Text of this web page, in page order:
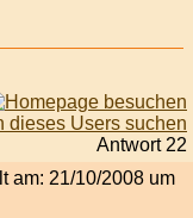
Antwort 22
am: 21/10/2008 um